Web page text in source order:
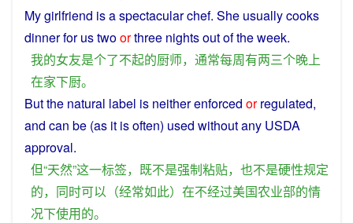
Mygirlfriend isaspectacularchef. She usuallycooks
dinner for ustwoorthree nightsoutoftheweek.
我的女友是个了不起的厨师， 通常每周有两三个晚上
在家下厨。
Butthe natural label is neitherenforced or regulated,
and can be (as it isoften) used withoutany USDA
approval.
但“天然”这一标签， 既不是强制粘贴， 也不是硬性规定
的， 同时可以 （经常如此） 在不经过美国农业部的情
况下使用的。